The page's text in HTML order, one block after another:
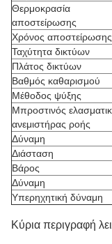
Θερμοκρασία
αποστείρωσης
Χρόνος αποστείρωσης
Ταχύτητα δικτύων
Πλάτος δικτύων
Βαθμός καθαρισμού
Μέθοδος ψύξης
Μπροστινός
ανεμιστήρας ροής
Δύναμη
Διάσταση
Βάρος
Δύναμη
Υπερηχητική δύναμη
Κύρια περιγραφή